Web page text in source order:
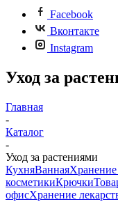
Facebook
Вконтакте
Instagram
Уход за
Главная
-
Каталог
-
Уход за растениями
КухняВанная
косметикиКрючки
офисХранение